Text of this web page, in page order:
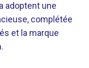
adoptent une
complétée
et la marque